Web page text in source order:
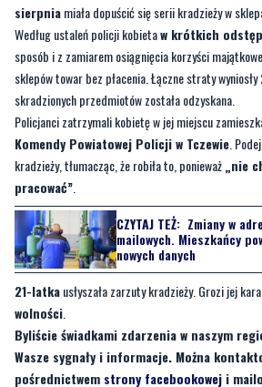
sklepów towar bez płacenia. Łączne straty wyniosły
skradzionych przedmiotów została odzyskana.
Policjanci zatrzymali kobietę w jej miejscu
Komendy Powiatowej Policji w Tczewie.
kradzieży, tłumacząc, że robiła to, ponieważ„nie
pracować”.
CZYTAJ TEŻ:
Zmiany w
mailowych. Mieszkańcy
21-latkausłyszała zarzuty kradzieży. Grozi jej
wolności.
Byliście świadkami zdarzenia w naszym
Wasze sygnały i informacje. Można
pośrednictwem
redakcja@kociewie24.pl. Dyżurujemy także
729 715 670.